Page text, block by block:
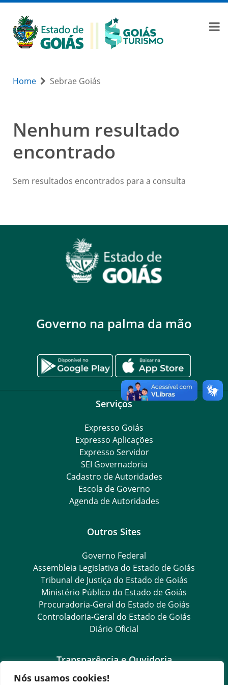
Nós usamos cookies!
Home Sebrae Goiás
Nenhum resultado
encontrado
Sem resultados encontrados para a consulta
Governo na palma da mão
Serviços
Expresso Goiás
Expresso Aplicações
Expresso Servidor
SEI Governadoria
Cadastro de Autoridades
Escola de Governo
Agenda de Autoridades
Outros Sites
Governo Federal
Assembleia Legislativa do Estado de Goiás
Tribunal de Justiça do Estado de Goiás
Ministério Público do Estado de Goiás
Procuradoria-Geral do Estado de Goiás
Controladoria-Geral do Estado de Goiás
Diário Oficial
Transparência e Ouvidoria